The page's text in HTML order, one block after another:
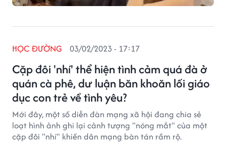
Cặp đôi 'nhí' thể hiện tình cảm quá đà ở
quán cà phê, dư luận băn khoăn lối giáo
dục con trẻ về tình yêu?
HỌC ĐƯỜNG 03/02/2023 - 17:17
Mới đây, một số diễn đàn mạng xã hội đang chia sẻ
loạt hình ảnh ghi lại cảnh tượng "nóng mắt" của một
cặp đôi "nhí" khiến dân mạng bàn tán rầm rộ.